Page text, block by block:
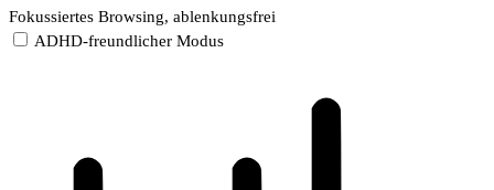
Fokussiertes Browsing, ablenkungsfrei
ADHD-freundlicher Modus